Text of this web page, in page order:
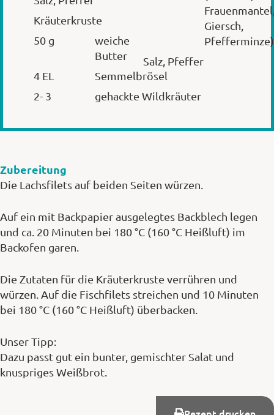
Kräuterkruste
50 g
weiche
Butter
4 EL
Semmelbrösel
2- 3
gehackte Wildkräuter
Giersch,
Pfefferminze)
Salz, Pfeffer
Zubereitung
Die Lachsfilets auf beiden Seiten würzen.
Auf ein mit Backpapier ausgelegtes Backblech legen
und ca. 20 Minuten bei 180 °C (160 °C Heißluft) im
Backofen garen.
Die Zutaten für die Kräuterkruste verrühren und
würzen. Auf die Fischfilets streichen und 10 Minuten
bei 180 °C (160 °C Heißluft) überbacken.
Unser Tipp:
Dazu passt gut ein bunter, gemischter Salat und
knuspriges Weißbrot.